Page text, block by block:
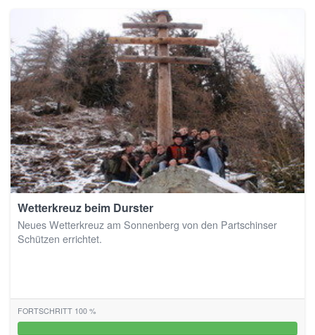
Wetterkreuz beim Durster
Neues Wetterkreuz am Sonnenberg von den Partschinser
Schützen errichtet.
FORTSCHRITT 100 %